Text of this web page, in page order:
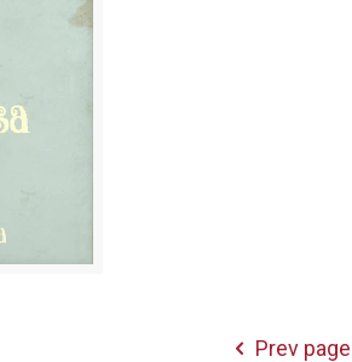
Prev page